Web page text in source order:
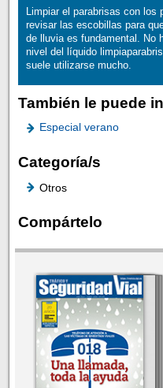
Limpiar el parabrisas con los
revisar las escobillas para
de lluvia es fundamental. No
nivel del líquido
suele utilizarse mucho.
También le puede
Especial verano
Categoría/s
Otros
Compártelo